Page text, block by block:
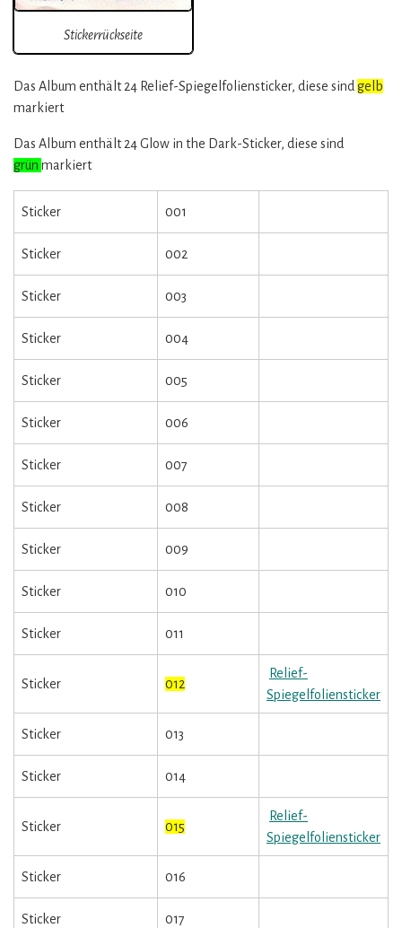
Stickerrückseite
Das Album enthält 24 Relief-Spiegelfoliensticker, diese sind gelb
markiert
Das Album enthält 24 Glow in the Dark-Sticker, diese sind
grün markiert
Sticker 001
Sticker 002
Sticker 003
Sticker 004
Sticker 005
Sticker 006
Sticker 007
Sticker 008
Sticker 009
Sticker 010
Sticker 011
Sticker 012
Relief-
Spiegelfoliensticker
Sticker 013
Sticker 014
Sticker 015
Relief-
Spiegelfoliensticker
Sticker 016
Sticker 017